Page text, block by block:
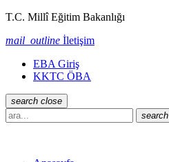
T.C. Millî Eğitim Bakanlığı
mail_outline İletişim
EBA Giriş
KKTC ÖBA
search close
search